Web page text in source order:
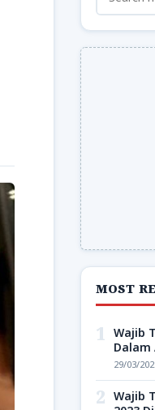
for:
MOST
1 Wajib
Dalam
29/03/
2 Wajib